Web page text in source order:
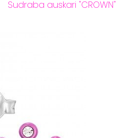
Sudraba auskari "CROWN"